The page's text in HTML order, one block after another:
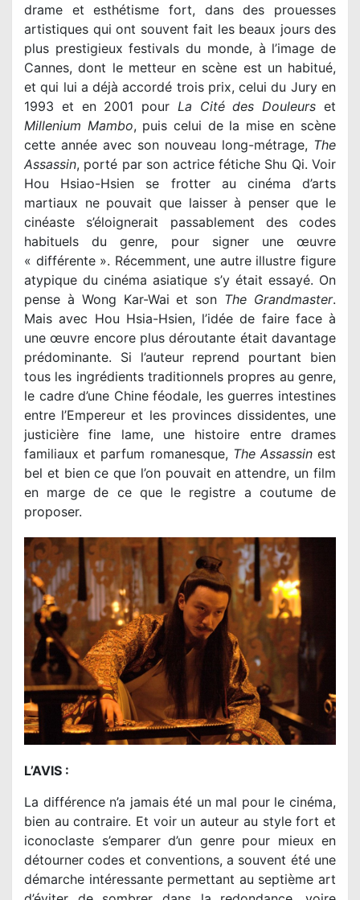
drame et esthétisme fort, dans des prouesses
artistiques qui ont souvent fait les beaux jours des
plus prestigieux festivals du monde, à l’image de
Cannes, dont le metteur en scène est un habitué,
et qui lui a déjà accordé trois prix, celui du Jury en
1993 et en 2001 pour La Cité des Douleurs et
Millenium Mambo, puis celui de la mise en scène
cette année avec son nouveau long-métrage, The
Assassin, porté par son actrice fétiche Shu Qi. Voir
Hou Hsiao-Hsien se frotter au cinéma d’arts
martiaux ne pouvait que laisser à penser que le
cinéaste s’éloignerait passablement des codes
habituels du genre, pour signer une œuvre
« différente ». Récemment, une autre illustre figure
atypique du cinéma asiatique s’y était essayé. On
pense à Wong Kar-Wai et son The Grandmaster.
Mais avec Hou Hsia-Hsien, l’idée de faire face à
une œuvre encore plus déroutante était davantage
prédominante. Si l’auteur reprend pourtant bien
tous les ingrédients traditionnels propres au genre,
le cadre d’une Chine féodale, les guerres intestines
entre l’Empereur et les provinces dissidentes, une
justicière fine lame, une histoire entre drames
familiaux et parfum romanesque, The Assassinest
bel et bien ce que l’on pouvait en attendre, un film
en marge de ce que le registre a coutume de
proposer.
L’AVIS :
La différence n’a jamais été un mal pour le cinéma,
bien au contraire. Et voir un auteur au style fort et
iconoclaste s’emparer d’un genre pour mieux en
détourner codes et conventions, a souvent été une
démarche intéressante permettant au septième art